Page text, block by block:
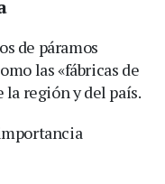
de páramos
las «fábricas de
la región y del país.